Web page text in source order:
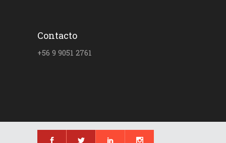
Contacto
+56 9 9051 2761